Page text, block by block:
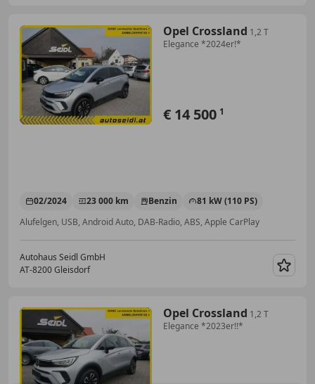
Opel Crossland 1,2 T
Elegance *2024er!*
€ 14 500 1
02/2024 23 000 km Benzin
81 kW (110 PS)
Alufelgen, USB, Android Auto, DAB-Radio, ABS, Apple CarPlay
Autohaus Seidl GmbH
AT-8200 Gleisdorf
Opel Crossland 1,2 T
Elegance *2023er!!*